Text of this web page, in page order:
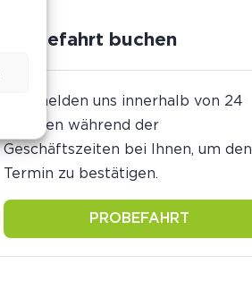
Probefahrt buchen
Wir melden uns innerhalb von 24
Stunden während der
Geschäftszeiten bei Ihnen, um den
Termin zu bestätigen.
PROBEFAHRT